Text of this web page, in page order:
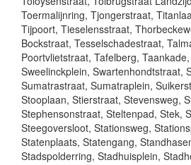
Toermalijnring, Tjongerstraat,
Tijpoort, Tieselensstraat,
Bockstraat, Tesselschadestraat,
Poortvlietstraat, Tafelberg,
Sweelinckplein, Swartenhondtstraat,
Sumatrastraat, Sumatraplein,
Stooplaan, Stierstraat, Stevensweg,
Stephensonstraat, Steltenpad, Stek,
Steegoversloot, Stationsweg,
Statenplaats, Statengang,
Stadspolderring, Stadhuisplein,